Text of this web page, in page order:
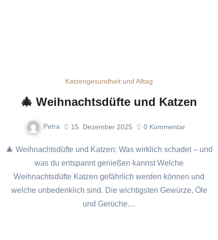
Katzengesundheit und Alltag
🎄 Weihnachtsdüfte und Katzen
Petra 15. Dezember 2025 0 Kommentar
🎄 Weihnachtsdüfte und Katzen: Was wirklich schadet – und
was du entspannt genießen kannst Welche
Weihnachtsdüfte Katzen gefährlich werden können und
welche unbedenklich sind. Die wichtigsten Gewürze, Öle
und Gerüche…